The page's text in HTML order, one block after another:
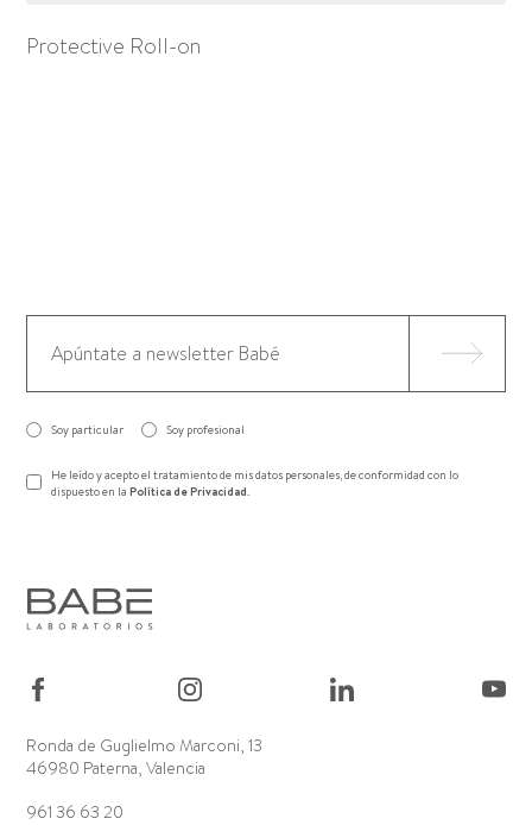
Protective Roll-on
Soy particular Soy profesional
He leído y acepto el tratamiento de mis datos personales, de conformidad con lo
dispuesto en laPolítica de Privacidad.
Ronda de Guglielmo Marconi, 13
46980 Paterna, Valencia
961 36 63 20